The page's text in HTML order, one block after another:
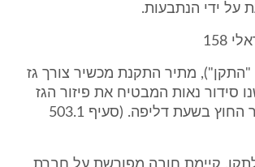
על ידי הנתבעות.
158
(להלן: "התקן"), מתיר התקנת מכשיר צורך גז
סידור נאות המבטיח את פיזור הגז
והוצאתו אל אוויר החוץ בשעת דליפה. (סעיף 503.1